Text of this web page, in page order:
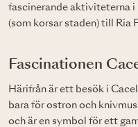
fascinerande aktiviteterna i
(som korsar staden) till Ria
Fascinationen
Härifrån är ett besök i
bara för ostron och
och är en symbol för ett